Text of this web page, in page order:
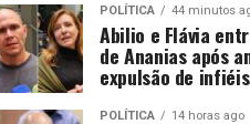
POLÍTICA 44 minutos
Abilio e Flávia
de Ananias após
expulsão de
POLÍTICA 14 horas ago